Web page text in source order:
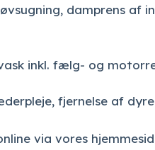
damprens af
inkl. fælg- og
fjernelse af
via vores